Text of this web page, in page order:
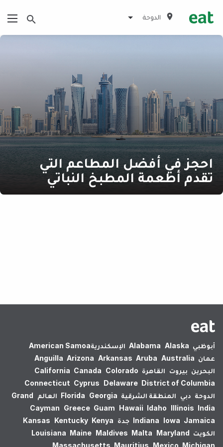
الدوحة
احجز في أفضل المطاعم التي
تقدم أطعمة المطبخ النباتي
أبوظبي Alabama Alaska الإسكندرية‎American Samoa
عمان
Anguilla Arizona Arkansas Aruba Australia
البحرين بيروت القاهرة California Canada Colorado
Connecticut Cyprus Delaware District of Columbia
الدوحة دبي المنطقة الشرقية Florida Georgia العالم
Grand
Cayman Greece Guam Hawaii Idaho Illinois India
Indiana Iowa Jamaica جدة Kansas Kentucky Kenya
الكويت
Louisiana Maine Maldives Malta Maryland